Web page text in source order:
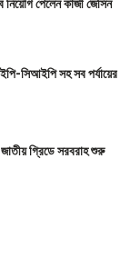
নিয়োগ পেলেন কাজী জেসিন
সিআইপি সহ সব পর্যায়ের
গ্রিডে সরবরাহ শুরু